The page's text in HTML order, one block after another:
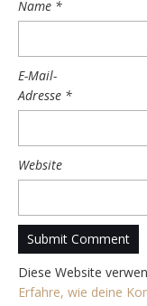
Name *
E-Mail-
Adresse *
Website
Diese Website
Erfahre, wie deine